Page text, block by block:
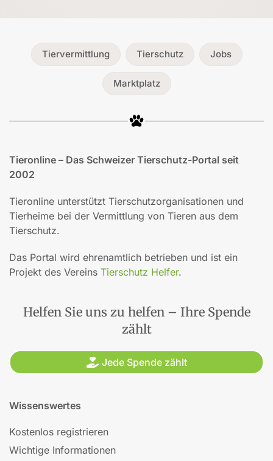
Tiervermittlung Tierschutz Jobs
Marktplatz
Tieronline – Das Schweizer Tierschutz-Portal seit
2002
Tieronline unterstützt Tierschutzorganisationen und
Tierheime bei der Vermittlung von Tieren aus dem
Tierschutz.
Das Portal wird ehrenamtlich betrieben und ist ein
Projekt des Vereins Tierschutz Helfer.
Helfen Sie uns zu helfen – Ihre Spende
zählt
Jede Spende zählt
Wissenswertes
Kostenlos registrieren
Wichtige Informationen